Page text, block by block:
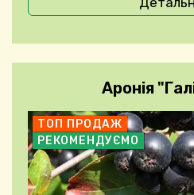
Аронія
ТОП ПРОДАЖ
РЕКОМЕНДУЄМО